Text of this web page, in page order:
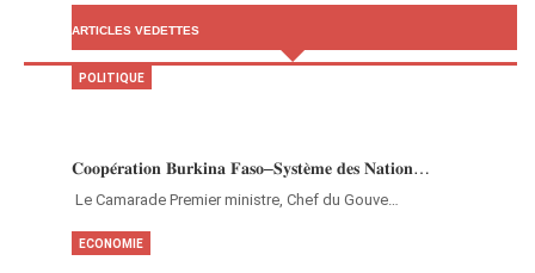
ARTICLES VEDETTES
𝐂𝐨𝐨𝐩𝐞́𝐫𝐚𝐭𝐢𝐨𝐧 𝐁𝐮𝐫𝐤𝐢𝐧𝐚 𝐅𝐚𝐬𝐨–𝐒𝐲𝐬𝐭𝐞̀𝐦𝐞 𝐝𝐞𝐬 𝐍𝐚𝐭𝐢𝐨𝐧…
‎Le Camarade Premier ministre, Chef du Gouve…
POLITIQUE
ECONOMIE